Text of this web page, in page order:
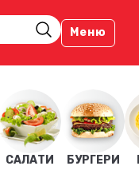
Меню
САЛАТИ БУРГЕРИ